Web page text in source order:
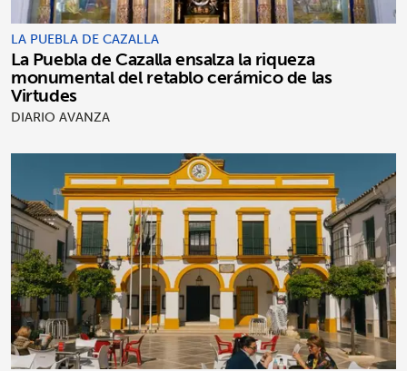
LA PUEBLA DE CAZALLA
La Puebla de Cazalla ensalza la riqueza
monumental del retablo cerámico de las
Virtudes
DIARIO AVANZA